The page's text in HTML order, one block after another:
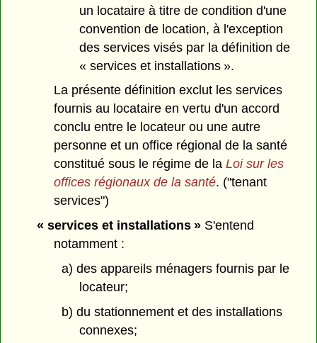
un locataire à titre de condition d'une
convention de location, à l'exception
des services visés par la définition de
« services et installations ».
La présente définition exclut les services
fournis au locataire en vertu d'un accord
conclu entre le locateur ou une autre
personne et un office régional de la santé
constitué sous le régime de laLoi sur les
offices régionaux de la santé. ("tenant
services")
« services et installations »S'entend
notamment :
a) des appareils ménagers fournis par le
locateur;
b) du stationnement et des installations
connexes;